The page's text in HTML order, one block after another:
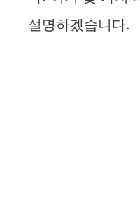
설명하겠습니다.